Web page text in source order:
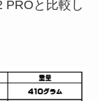
PROと比較し